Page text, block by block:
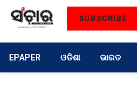
SUBSCRIBE
EPAPER ଓଡିଶା ଭାରତ